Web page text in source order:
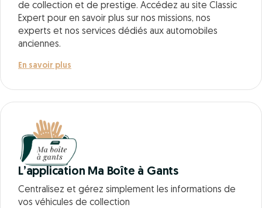
de collection et de prestige. Accédez au site Classic
Expert pour en savoir plus sur nos missions, nos
experts et nos services dédiés aux automobiles
anciennes.
En savoir plus
L’application Ma Boîte à Gants
Centralisez et gérez simplement les informations de
vos véhicules de collection